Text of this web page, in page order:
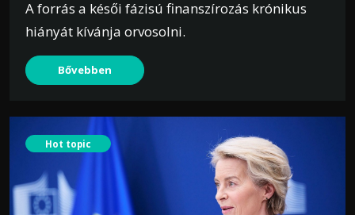
A forrás a késői fázisú finanszírozás krónikus
hiányát kívánja orvosolni.
Bővebben
Hot topic